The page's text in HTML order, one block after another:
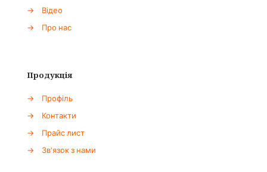
→
Відео
→
Про нас
Продукція
→
Профіль
→
Контакти
→
Прайс лист
→
Зв'язок з нами